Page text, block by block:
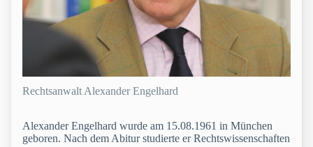
Rechtsanwalt Alexander Engelhard
Alexander Engelhard wurde am 15.08.1961 in München
geboren. Nach dem Abitur studierte er Rechtswissenschaften